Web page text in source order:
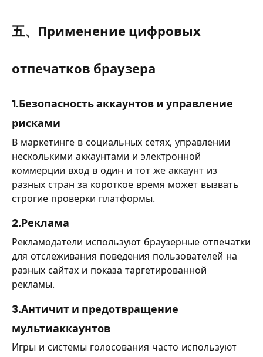
五、Применение цифровых
отпечатков браузера
1.Безопасность аккаунтов и управление
рисками
В маркетинге в социальных сетях, управлении
несколькими аккаунтами и электронной
коммерции вход в один и тот же аккаунт из
разных стран за короткое время может вызвать
строгие проверки платформы.
2.Реклама
Рекламодатели используют браузерные отпечатки
для отслеживания поведения пользователей на
разных сайтах и показа таргетированной
рекламы.
3.Античит и предотвращение
мультиаккаунтов
Игры и системы голосования часто используют